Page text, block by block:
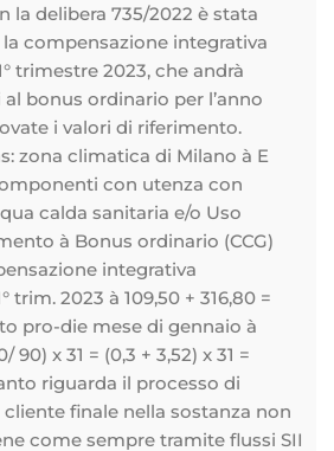
la delibera 735/2022 è stata
compensazione integrativa
trimestre 2023, che andrà
bonus ordinario per l’anno
i valori di riferimento.
zona climatica di Milano à E
con utenza con
calda sanitaria e/o Uso
à Bonus ordinario (CCG)
integrativa
trim. 2023 à 109,50 + 316,80 =
pro-die mese di gennaio à
90) x 31 = (0,3 + 3,52) x 31 =
riguarda il processo di
finale nella sostanza non
come sempre tramite flussi SII